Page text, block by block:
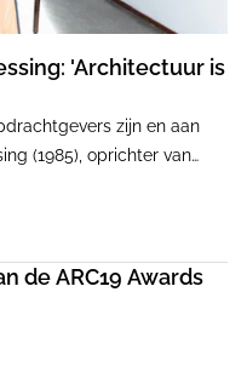
'Architectuur is
zijn en aan
(1985), oprichter van
de ARC19 Awards